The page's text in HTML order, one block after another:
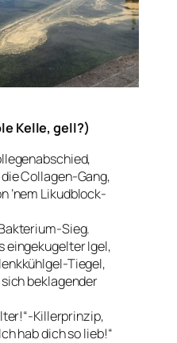
Kelle, gell?)
Collagen-Gang,
’nem Likudblock-
Sieg.
eingekugelter Igel,
Tiegel,
sich beklagender
Killerprinzip,
hab dich so lieb!“